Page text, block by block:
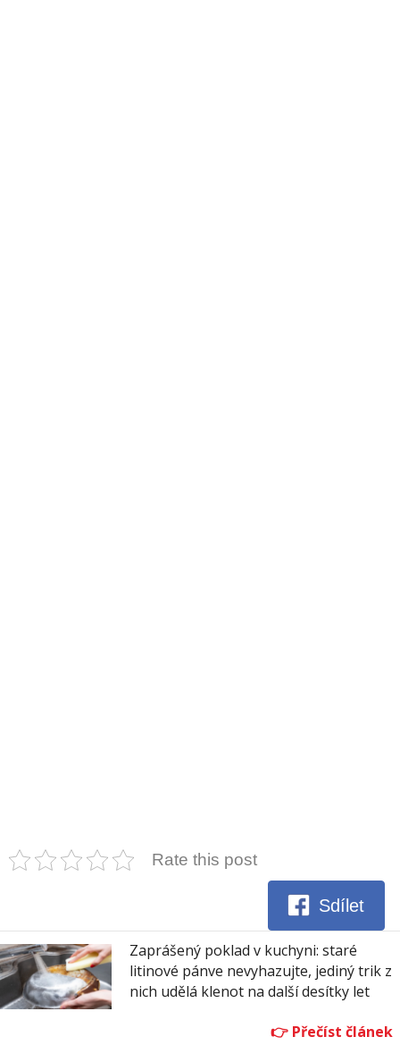
Rate this post
Sdílet
Zaprášený poklad v kuchyni: staré
litinové pánve nevyhazujte, jediný trik z
nich udělá klenot na další desítky let